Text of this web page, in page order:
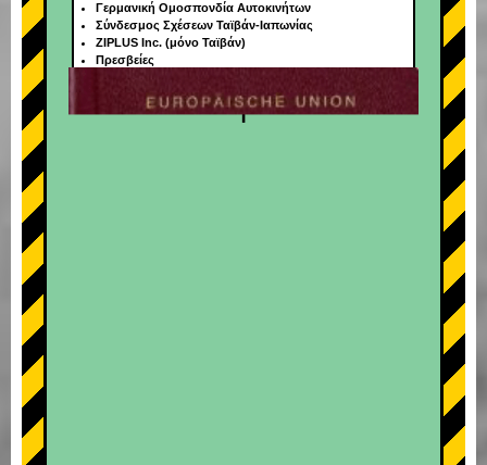
+
Γερμανική Ομοσπονδία Αυτοκινήτων
Σύνδεσμος Σχέσεων Ταϊβάν-Ιαπωνίας
ZIPLUS Inc. (μόνο Ταϊβάν)
Πρεσβείες